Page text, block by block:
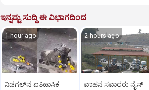
ಇನ್ನಷ್ಟು ಸುದ್ದಿ ಈ ವಿಭಾಗದಿಂದ
1 hour ago
ನಿಡಗಲ್‌ನ ಐತಿಹಾಸಿಕ
2 hours ago
ವಾಹನ ಸವಾರರು ನೈಸ್‌